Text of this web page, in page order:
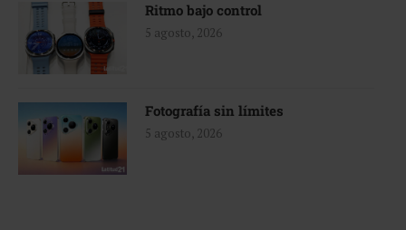
Ritmo bajo control
5 agosto, 2026
Fotografía sin límites
5 agosto, 2026